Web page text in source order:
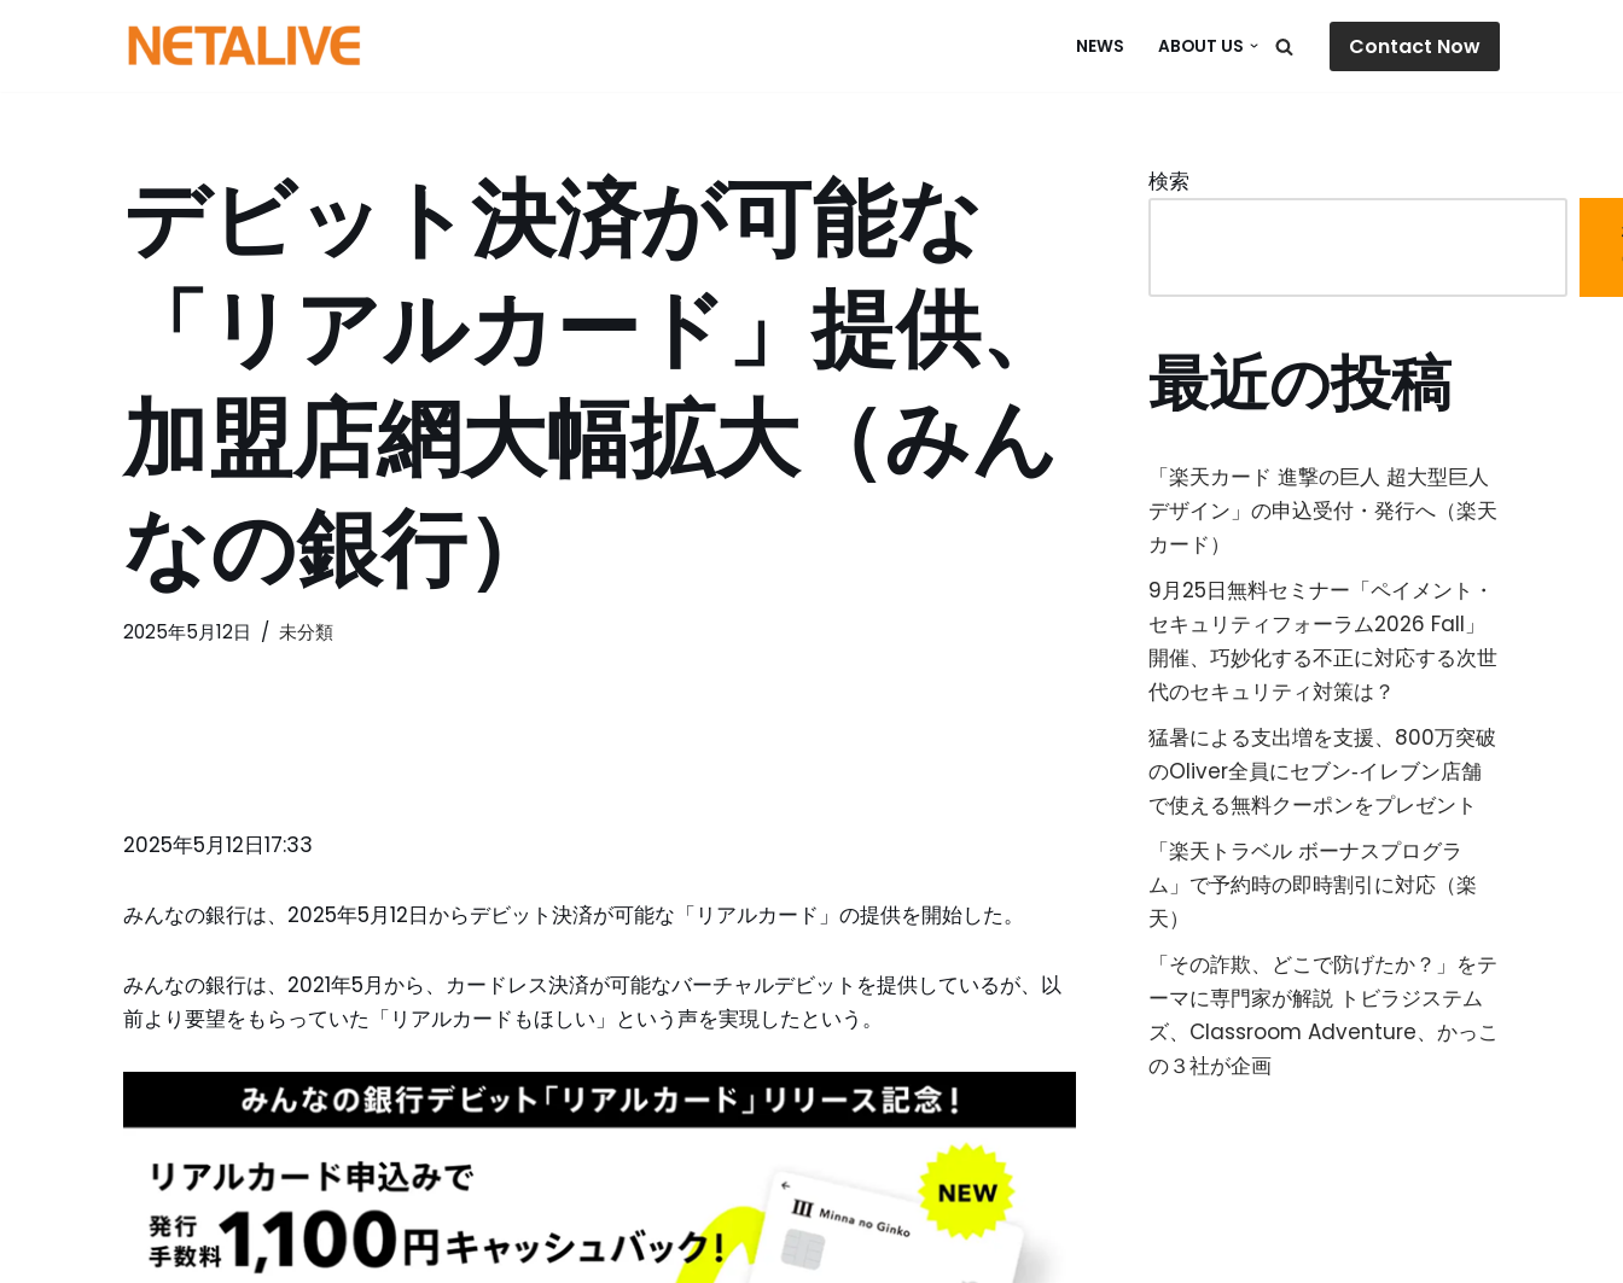
NEWS ABOUT US Contact Now
デビット決済が可能な
「リアルカード」提供、
加盟店網大幅拡大（みん
なの銀行）
2025年5月12日 未分類
2025年5月12日17:33
みんなの銀行は、2025年5月12日からデビット決済が可能な「リアルカード」の提供を開始した。
みんなの銀行は、2021年5月から、カードレス決済が可能なバーチャルデビットを提供しているが、以
前より要望をもらっていた「リアルカードもほしい」という声を実現したという。
検索
最近の投稿
「楽天カード 進撃の巨人 超大型巨人
デザイン」の申込受付・発行へ（楽天
カード）
9月25日無料セミナー「ペイメント・
セキュリティフォーラム2026 Fall」
開催、巧妙化する不正に対応する次世
代のセキュリティ対策は？
猛暑による支出増を支援、800万突破
のOliver全員にセブン‐イレブン店舗
で使える無料クーポンをプレゼント
「楽天トラベル ボーナスプログラ
ム」で予約時の即時割引に対応（楽
天）
「その詐欺、どこで防げたか？」をテ
ーマに専門家が解説 トビラジステム
ズ、Classroom Adventure、かっこ
の３社が企画